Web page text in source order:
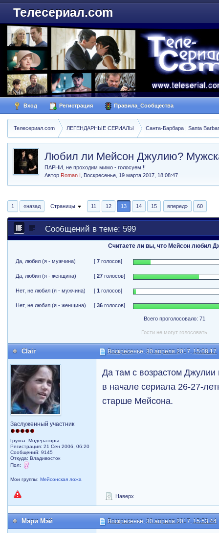
Телесериал.com
Вход Регистрация Правила_Сообщества
Телесериал.com ЛЕГЕНДАРНЫЕ СЕРИАЛЫ Санта-Барбара | Santa
Любил ли Мейсон Джулию?
ПАРНИ, не проходим мимо - голосуем!!!
Автор Roman I Воскресенье, 19 марта 2017, 18:08:47
1 «назад Страницы 11 12 13 14 15 вперед» 60
Сообщений в теме: 599
Считаете ли вы, что Мейсон любил
Да, любил (я - мужчина) [7 голосов]
Да, любил (я - женщина) [27 голосов]
Нет, не любил (я - мужчина) [1 голосов]
Нет, не любил (я - женщина) [36 голосов]
Всего проголосовало: 71
Гости не могут голосовать
Clair Воскресенье, 30 апреля 2017, 15:08:17
Заслуженный участник
Группа: Модераторы
Регистрация: 21 Сен 2006, 06:20
Сообщений: 9145
Откуда: Владивосток
Пол:
Мои группы:Мейсонская ложа
Да там с возрастом Джулии
в начале сериала 26-27-
старше Мейсона.
Наверх
Мэри Мэй Воскресенье, 30 апреля 2017, 15:53:44